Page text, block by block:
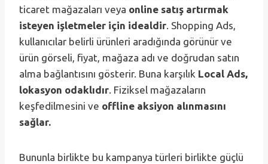
ticaret mağazaları veya online satış artırmak
isteyen işletmeler için idealdir. Shopping Ads,
kullanıcılar belirli ürünleri aradığında görünür ve
ürün görseli, fiyat, mağaza adı ve doğrudan satın
alma bağlantısını gösterir. Buna karşılık Local Ads,
lokasyon odaklıdır. Fiziksel mağazaların
keşfedilmesini ve offline aksiyon alınmasını
sağlar.
Bununla birlikte bu kampanya türleri birlikte güçlü